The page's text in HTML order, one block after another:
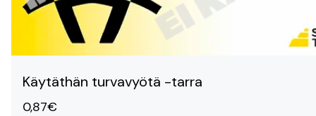
Käytäthän turvavyötä -tarra
0,87€